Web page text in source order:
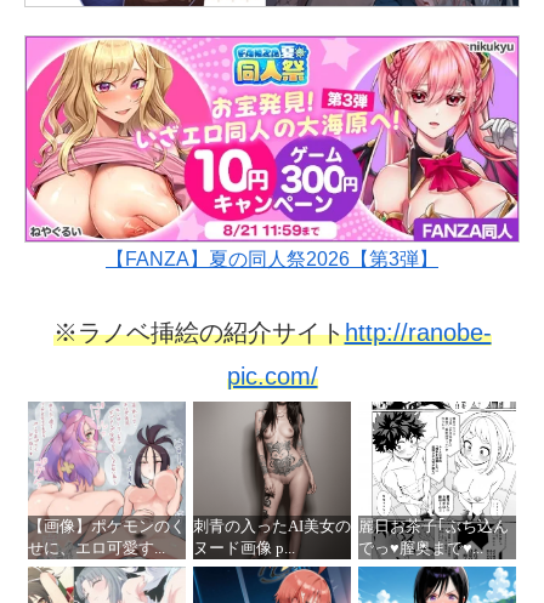
【FANZA】夏の同人祭2026【第3弾】
※ラノベ挿絵の紹介サイトhttp://ranobe-
pic.com/